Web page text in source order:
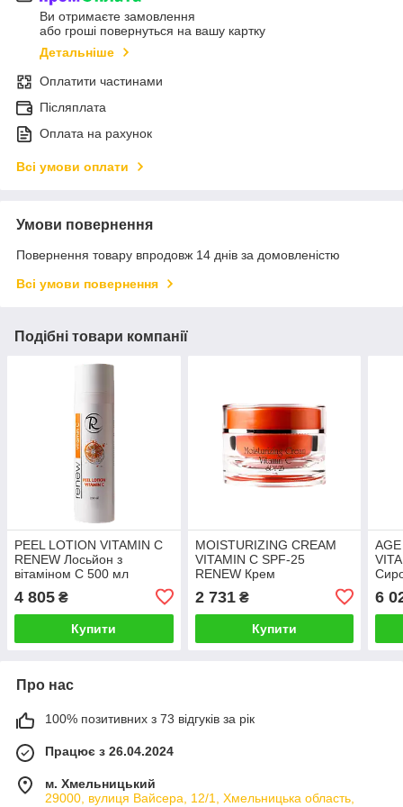
Ви отримаєте замовлення
або гроші повернуться на вашу картку
Детальніше
Оплатити частинами
Післяплата
Оплата на рахунок
Всі умови оплати
Умови повернення
Повернення товару впродовж 14 днів за домовленістю
Всі умови повернення
Подібні товари компанії
PEEL LOTION VITAMIN C
RENEW Лосьйон з
вітаміном С 500 мл
4 805 ₴
Купити
MOISTURIZING CREAM
VITAMIN C SPF-25
RENEW Крем
антиоксидант з активним
вітаміном С 50 мл
2 731₴
Купити
6
Про нас
100% позитивних з 73 відгуків за рік
Працює з 26.04.2024
м. Хмельницький
29000, вулиця Вайсера, 12/1, Хмельницька область,